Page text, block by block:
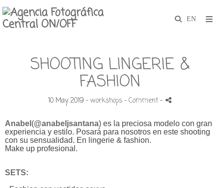
SHOOTING LINGERIE &
FASHION
10 May 2019 -workshops - Comment-
Anabel (@anabeljsantana) es la preciosa modelo con gran
experiencia y estilo. Posará para nosotros en este shooting
con su sensualidad. En lingerie & fashion.
Make up profesional.
SETS: